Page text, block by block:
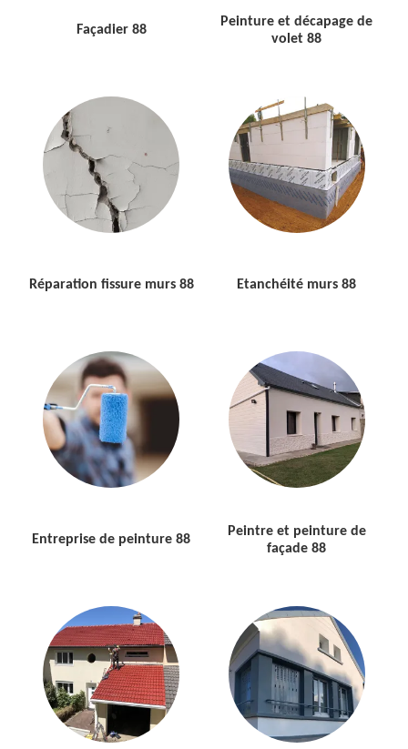
Façadier 88
Peinture et décapage de
volet 88
Réparation fissure murs 88 Etanchéité murs 88
Entreprise de peinture 88
Peintre et peinture de
façade 88